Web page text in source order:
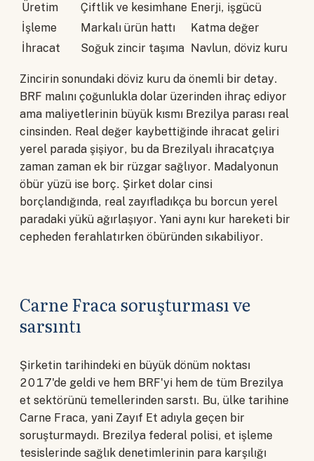
Üretim Çiftlik ve kesimhane Enerji, işgücü
İşleme
Markalı ürün hattı
Katma değer
İhracat
Soğuk zincir taşıma Navlun, döviz kuru
Zincirin sonundaki döviz kuru da önemli bir detay.
BRF malını çoğunlukla dolar üzerinden ihraç ediyor
ama maliyetlerinin büyük kısmı Brezilya parası real
cinsinden. Real değer kaybettiğinde ihracat geliri
yerel parada şişiyor, bu da Brezilyalı ihracatçıya
zaman zaman ek bir rüzgar sağlıyor. Madalyonun
öbür yüzü ise borç. Şirket dolar cinsi
borçlandığında, real zayıfladıkça bu borcun yerel
paradaki yükü ağırlaşıyor. Yani aynı kur hareketi bir
cepheden ferahlatırken öbüründen sıkabiliyor.
Carne Fraca soruşturması ve
sarsıntı
Şirketin tarihindeki en büyük dönüm noktası
2017'de geldi ve hem BRF'yi hem de tüm Brezilya
et sektörünü temellerinden sarstı. Bu, ülke tarihine
Carne Fraca, yani Zayıf Et adıyla geçen bir
soruşturmaydı. Brezilya federal polisi, et işleme
tesislerinde sağlık denetimlerinin para karşılığı